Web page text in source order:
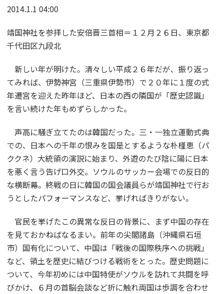
2014.1.1 04:00
靖国神社を参拝した安倍晋三首相＝１２月２６日、東京都
千代田区九段北
新しい年が明けた。清々しい平成２６年だが、振り返っ
てみれば、伊勢神宮（三重県伊勢市）で２０年に１度の式
年遷宮を迎えた昨年ほど、日本の西の隣国が「歴史認識」
を言い続けた年もめずらしかった。
声高に騒ぎ立てたのは韓国だった。三・一独立運動式典
での、日本への千年の恨みを国是とするような朴槿恵（パ
ククネ）大統領の演説に始まり、外遊のたび陰に陽に日本
を悪く言う告げ口外交。ソウルのサッカー会場での反日的
な横断幕。終戦の日に韓国の国会議員らが靖国神社で行お
うとしたパフォーマンスなど、挙げればきりがない。
官民を挙げたこの異常な反日の背景に、まず中国の存在
を見ておかねばなるまい。前年の尖閣諸島（沖縄県石垣
市）国有化について、中国は「戦後の国際秩序への挑戦」
など、領土を歴史に結びつける戦術をとった。歴史問題に
ついて、今年初めには中国特使がソウルを訪れて共闘を呼
びかけ、６月の首脳会談など折に触れ両国は歩調を合わせ